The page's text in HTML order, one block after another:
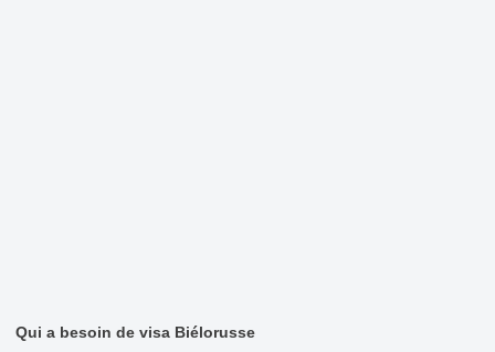
Qui a besoin de visa Biélorusse